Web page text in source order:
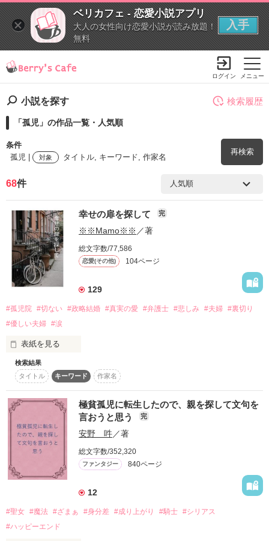
ベリカフェ - 恋愛小説アプリ
大人の女性向け恋愛小説が読み放題！
無料
入手
メニュー
ログイン
小説を探す
「孤児」の作品一覧・人気順
条件
孤児 |
対象 タイトル, キーワード, 作家名
再検索
検索ワード
詳しく検索
タイトル
ジャンル
感想
ステータス 全て
長編 中編
コンテスト
超短編！フェチから始まる溺愛コンテスト
検索履歴
68件
幸せの扉を探して 完
※※Mamo※※ ／著
総文字数/77,586
恋愛(その他) 104ページ
129
#孤児院 #切ない #政略結婚 #真実の愛 #弁護士 #悲しみ #夫婦 #裏切り
#優しい夫婦 #涙
表紙を見る
「41作品目」
完結致しました。
読んで頂けましたら
幸いです。
合わないと思われましたら
直ぐに退出されて下さい。
宜しくお願い致します。
検索結果
タイトル
キーワード 作家名
極貧孤児に転生したので、親を探して文句を
言おうと思う
完
安野 吽／著
総文字数/352,320
ファンタジー 840ページ
12
#聖女 #魔法 #ざまぁ #身分差 #成り上がり #騎士 #シリアス
#ハッピーエンド